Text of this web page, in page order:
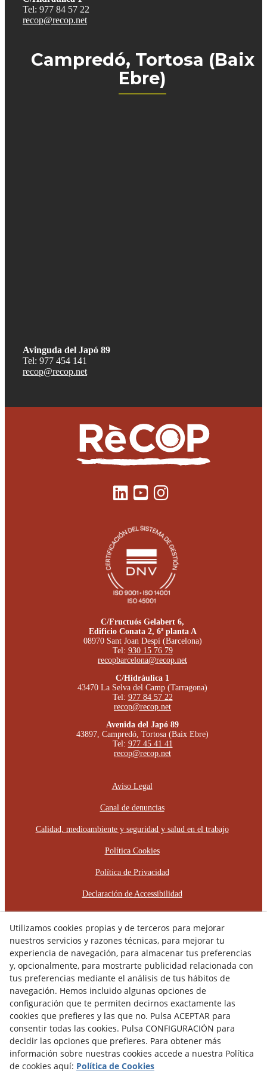
Tel: 977 84 57 22
recop@recop.net
Campredó, Tortosa (Baix
Ebre)
Avinguda del Japó 89
Tel: 977 454 141
recop@recop.net
C/Fructuós Gelabert 6,
Edificio Conata 2, 6ª planta A
08970 Sant Joan Despí (Barcelona)
Tel: 930 15 76 79
recopbarcelona@recop.net
C/Hidráulica 1
43470 La Selva del Camp (Tarragona)
Tel: 977 84 57 22
recop@recop.net
Avenida del Japó 89
43897, Campredó, Tortosa (Baix Ebre)
Tel: 977 45 41 41
recop@recop.net
Aviso Legal
Canal de denuncias
Calidad, medioambiente y seguridad y salud en el trabajo
Política Cookies
Política de Privacidad
Declaración de Accessibilidad
Plan de Igualdad de Oportunidades
Protocolo de Acoso Laboral
© 08/2026 RÈCOP RESTAURACIONS
ARQUITECTÒNIQUES, S.L. - Todos los derechos reservados.
Utilizamos cookies propias y de terceros para mejorar
nuestros servicios y razones técnicas, para mejorar tu
experiencia de navegación, para almacenar tus preferencias
y, opcionalmente, para mostrarte publicidad relacionada con
tus preferencias mediante el análisis de tus hábitos de
navegación. Hemos incluido algunas opciones de
configuración que te permiten decirnos exactamente las
cookies que prefieres y las que no. Pulsa ACEPTAR para
consentir todas las cookies. Pulsa CONFIGURACIÓN para
decidir las opciones que prefieres. Para obtener más
información sobre nuestras cookies accede a nuestra Política
de cookies aquí: Política de Cookies